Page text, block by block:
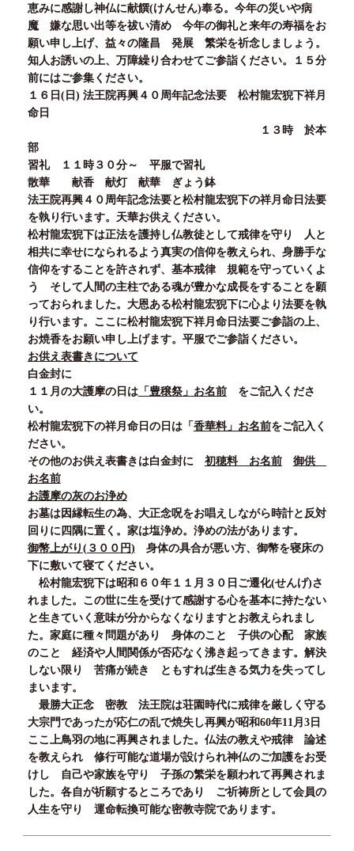
恵みに感謝し神仏に献饌(けんせん)奉る。今年の災いや病
魔 嫌な思い出等を祓い清め 今年の御礼と来年の寿福をお
願い申し上げ、益々の隆昌 発展 繁栄を祈念しましょう。
知人お誘いの上、万障繰り合わせてご参詣ください。
１５ 分
前にはご参集ください。
１６ 日 (日 ) 法王院再興４０ 周年記念法要 松村龍宏猊下祥月
命日
１３ 時 於本
部
習礼
１１ 時３０分～ 平服で習礼
散華 献香 献灯 献華 ぎょう鉢
法王院再興４０ 周年記念法要と松村龍宏猊下の祥月命日法要
を執り行います。天華お供えください。
松村龍宏猊下は正法を護持し仏教徒として戒律を守り 人と
相共に幸せになられるよう真実の信仰を教えられ、身勝手な
信仰をすることを許されず、基本戒律 規範を守っていくよ
う そして人間の主柱である魂が豊かな成長をすることを願
っておられました。大恩ある松村龍宏猊下に心より法要を執
り行います。ここに松村龍宏猊下祥月命日法要ご参詣の上、
お焼香をお願い申し上げます。平服でご参詣ください。
お供え表書きについて
白金封に
１１ 月の大護摩の日は「豊穣祭」お名前をご記入くださ
い。
松村龍宏猊下の祥月命日の日は「 香華料」お名前をご記入く
ださい。
その他のお供え表書きは白金封に 初穂料 お名前
御供
お名前
お護摩の灰のお浄め
お墓は因縁転生の為、大正念呪をお唱えしながら時計と反対
回りに四隅に置く。家は塩浄め。浄めの法があります。
御幣上がり (３００ 円) 身体の具合が悪い方、御幣を寝床の
下に敷いて寝てください。
松村龍宏猊下は昭和 ６０年１１ 月３０ 日ご遷化(せんげ)さ
れました。この世に生を受けて感謝する心を基本に持たない
と生きていく意味が分からなくなりますとお教えられまし
た。家庭に種々問題があり 身体のこと 子供の心配 家族
のこと 経済や人間関係が否応なく沸き起ってきます。解決
しない限り 苦痛が続き ともすれば生きる気力を失ってし
まいます。
最勝大正念 密教 法王院は荘園時代に戒律を厳しく守る
大宗門であったが応仁の乱で焼失し再興が昭和60年11 月 3日
ここ上鳥羽の地に再興されました。仏法の教えや戒律 論述
を教えられ 修行可能な道場が設けられ神仏のご加護をお受
けし 自己や家族を守り 子孫の繁栄を願われて再興されま
した。各自が祈願するところであり ご祈祷所として会員の
人生を守り 運命転換可能な密教寺院であります。